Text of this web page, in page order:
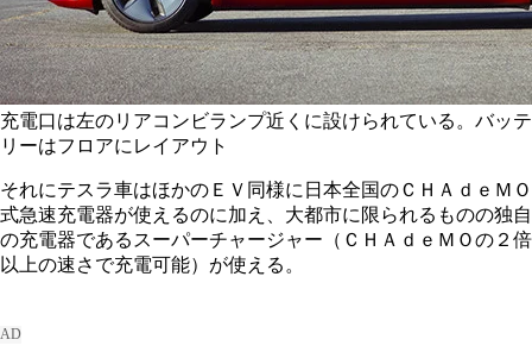
充電口は左のリアコンビランプ近くに設けられている。バッテ
リーはフロアにレイアウト
それにテスラ車はほかのＥＶ同様に日本全国のＣＨＡｄｅＭＯ
式急速充電器が使えるのに加え、大都市に限られるものの独自
の充電器であるスーパーチャージャー（ＣＨＡｄｅＭＯの２倍
以上の速さで充電可能）が使える。